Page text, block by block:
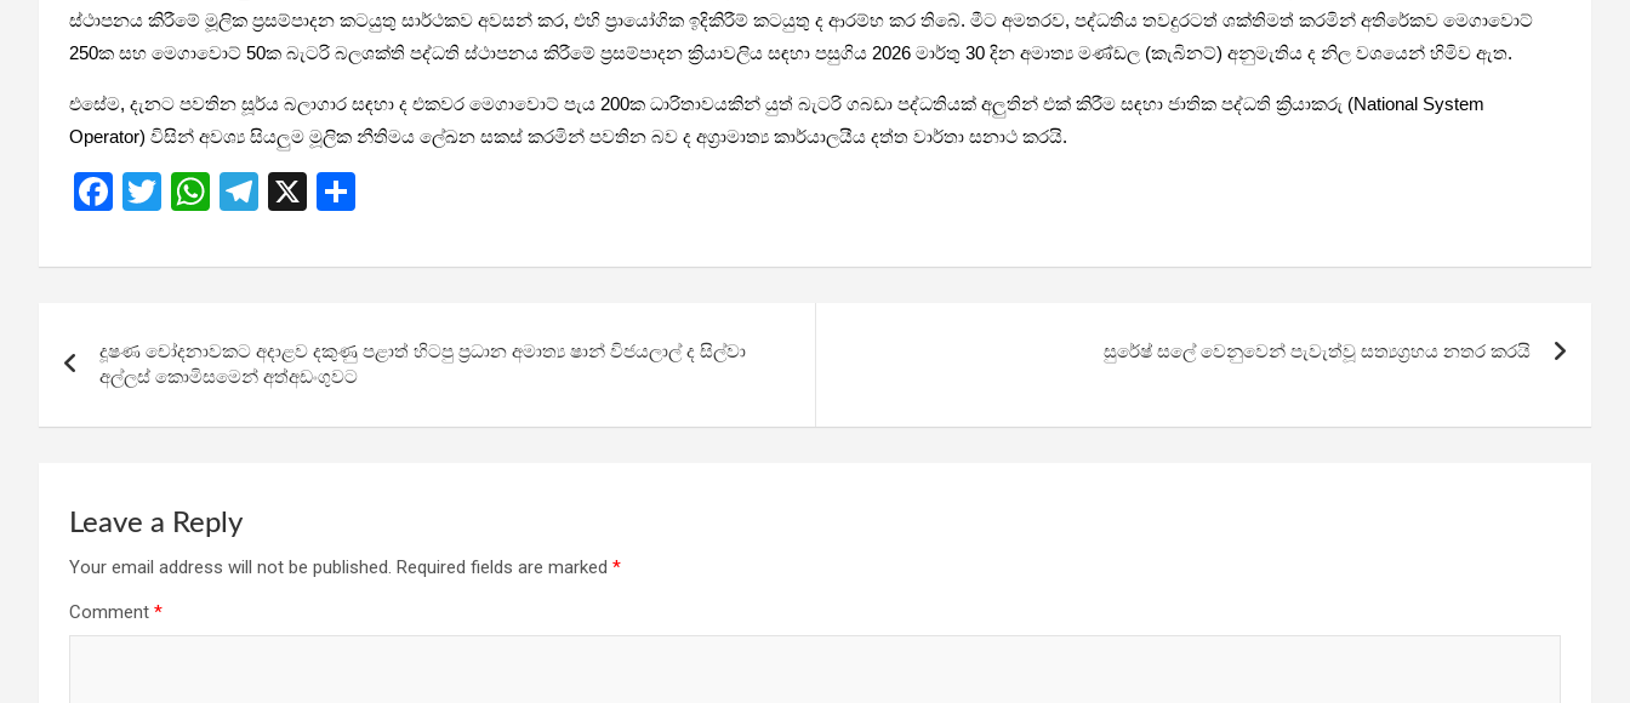
ස්ථාපනය කිරීමේ මූලික ප්‍රසම්පාදන කටයුතු සාර්ථකව අවසන් කර, එහි ප්‍රායෝගික ඉදිකිරීම් කටයුතු ද ආරම්භ කර තිබේ. මීට අමතරව, පද්ධතිය තවදුරටත් ශක්තිමත් කරමින් අතිරේකව මෙගාවොට්
250ක සහ මෙගාවොට් 50ක බැටරි බලශක්ති පද්ධති ස්ථාපනය කිරීමේ ප්‍රසම්පාදන ක්‍රියාවලිය සඳහා පසුගිය 2026 මාර්තු 30 දින අමාත්‍ය මණ්ඩල (කැබිනට්) අනුමැතිය ද නිල වශයෙන් හිමිව ඇත.
එසේම, දැනට පවතින සූර්ය බලාගාර සඳහා ද එකවර මෙගාවොට් පැය 200ක ධාරිතාවයකින් යුත් බැටරි ගබඩා පද්ධතියක් අලුතින් එක් කිරීම සඳහා ජාතික පද්ධති ක්‍රියාකරු (National System
Operator) විසින් අවශ්‍ය සියලුම මූලික නීතිමය ලේඛන සකස් කරමින් පවතින බව ද අග්‍රාමාත්‍ය කාර්යාලයීය දත්ත වාර්තා සනාථ කරයි.
F
ce
o
o
k
T
tt
W
at
A
p
p
T
e
a
m
X
ar
navigation
දූෂණ චෝදනාවකට අදාළව දකුණු පළාත් හිටපු ප්‍රධාන අමාත්‍ය ෂාන් විජයලාල් ද සිල්වා
අල්ලස් කොමිසමෙන් අත්අඩංගුවට
සුරේෂ් සලේ වෙනුවෙන් පැවැත්වූ සත්‍යග්‍රහය නතර කරයි
Leave a Reply
Your email address will not be published. Required fields are marked *
Comment *